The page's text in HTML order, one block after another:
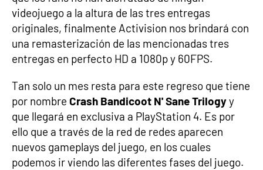
videojuego a la altura de las tres entregas
originales, finalmente Activision nos brindará con
una remasterización de las mencionadas tres
entregas en perfecto HD a 1080p y 60FPS.
Tan solo un mes resta para este regreso que tiene
por nombre Crash Bandicoot N' Sane Trilogyy
que llegará en exclusiva a PlayStation 4. Es por
ello que a través de la red de redes aparecen
nuevos gameplays del juego, en los cuales
podemos ir viendo las diferentes fases del juego.